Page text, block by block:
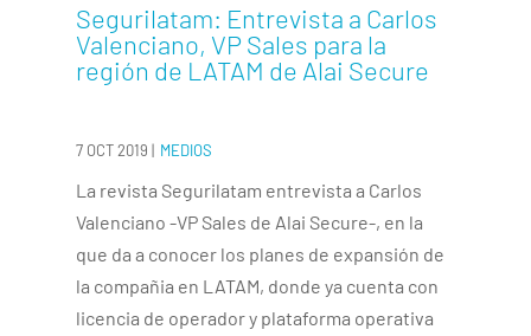
Segurilatam: Entrevista a Carlos
Valenciano, VP Sales para la
región de LATAM de Alai Secure
7 OCT 2019 | MEDIOS
La revista Segurilatam entrevista a Carlos
Valenciano -VP Sales de Alai Secure-, en la
que da a conocer los planes de expansión de
la compañia en LATAM, donde ya cuenta con
licencia de operador y plataforma operativa